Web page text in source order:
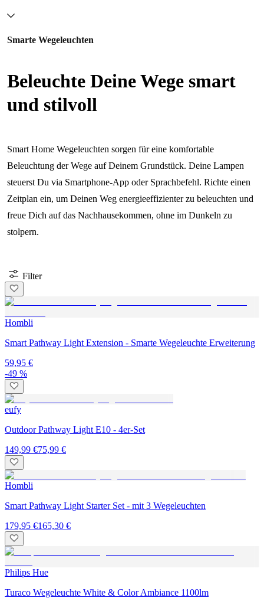
Smarte Wegeleuchten
Beleuchte Deine Wege smart
und stilvoll
Smart Home Wegeleuchten sorgen für eine komfortable
Beleuchtung der Wege auf Deinem Grundstück. Deine Lampen
steuerst Du via Smartphone-App oder Sprachbefehl. Richte einen
Zeitplan ein, um Deinen Weg energieeffizienter zu beleuchten und
freue Dich auf das Nachhausekommen, ohne im Dunkeln zu
stolpern.
Filter
Hombli
Smart Pathway Light Extension - Smarte Wegeleuchte Erweiterung
59,95 €
-49 %
eufy
Outdoor Pathway Light E10 - 4er-Set
149,99 €75,99 €
Hombli
Smart Pathway Light Starter Set - mit 3 Wegeleuchten
179,95 €165,30 €
Philips Hue
Turaco Wegeleuchte White & Color Ambiance 1100lm